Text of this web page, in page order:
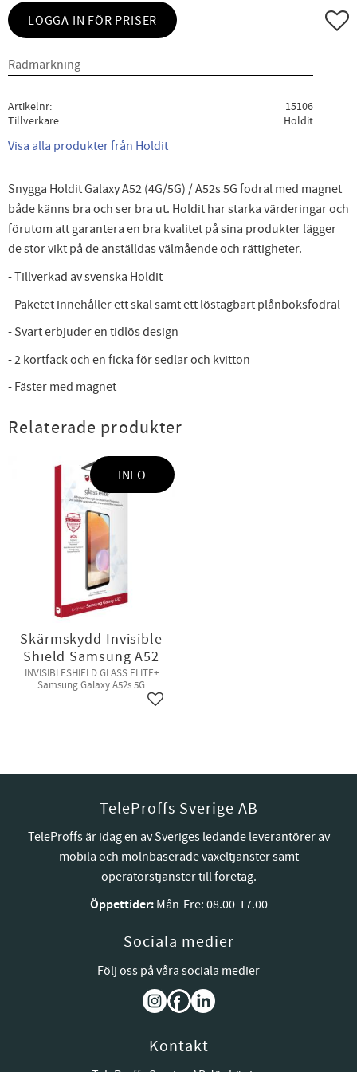
LOGGA IN FÖR PRISER Lägg
Artikelnr
15106
Tillverkare
Holdit
Visa alla produkter från Holdit
Snygga Holdit Galaxy A52 (4G/5G) / A52s 5G fodral med magnet
både känns bra och ser bra ut. Holdit har starka värderingar och
förutom att garantera en bra kvalitet på sina produkter lägger
de stor vikt på de anställdas välmående och rättigheter.
- Tillverkad av svenska Holdit
- Paketet innehåller ett skal samt ett löstagbart plånboksfodral
- Svart erbjuder en tidlös design
- 2 kortfack och en ficka för sedlar och kvitton
- Fäster med magnet
Relaterade produkter
Skärmskydd Invisible
Shield Samsung A52
INVISIBLESHIELD GLASS ELITE+
Samsung Galaxy A52s 5G
Lägg till i favoriter
INFO
TeleProffs Sverige AB
TeleProffs är idag en av Sveriges ledande leverantörer av
mobila och molnbaserade växeltjänster samt
operatörstjänster till företag.
Öppettider:Mån-Fre: 08.00-17.00
Sociala medier
Följ oss på våra sociala medier
Kontakt